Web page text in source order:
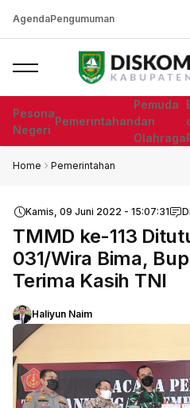
AgendaPengumuman
Pesona
Negeri
Pemerintahan
Pemuda
dan
Olahraga
Home Pemerintahan
Kamis, 09 Juni 2022 - 15:07:31
TMMD ke-113
031/Wira Bima,
Terima Kasih TNI
Haliyun Naim